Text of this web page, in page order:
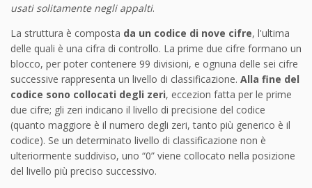
usati solitamente negli appalti.
La struttura è composta da un codice di nove cifre, l'ultima
delle quali è una cifra di controllo. La prime due cifre formano un
blocco, per poter contenere 99 divisioni, e ognuna delle sei cifre
successive rappresenta un livello di classificazione. Alla fine del
codice sono collocati degli zeri, eccezion fatta per le prime
due cifre; gli zeri indicano il livello di precisione del codice
(quanto maggiore è il numero degli zeri, tanto più generico è il
codice). Se un determinato livello di classificazione non è
ulteriormente suddiviso, uno “0” viene collocato nella posizione
del livello più preciso successivo.